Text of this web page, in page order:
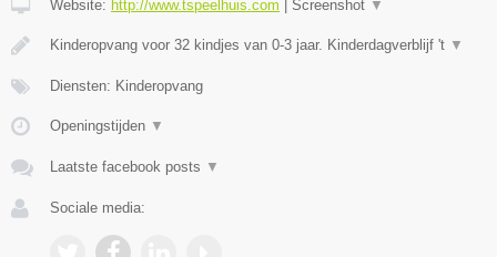
Website: http://www.tspeelhuis.com Screenshot ▼
Kinderopvang voor 32 kindjes van 0-3 jaar. Kinderdagverblijf 't ▼
Diensten: Kinderopvang
Openingstijden ▼
Laatste facebook posts ▼
Sociale media: